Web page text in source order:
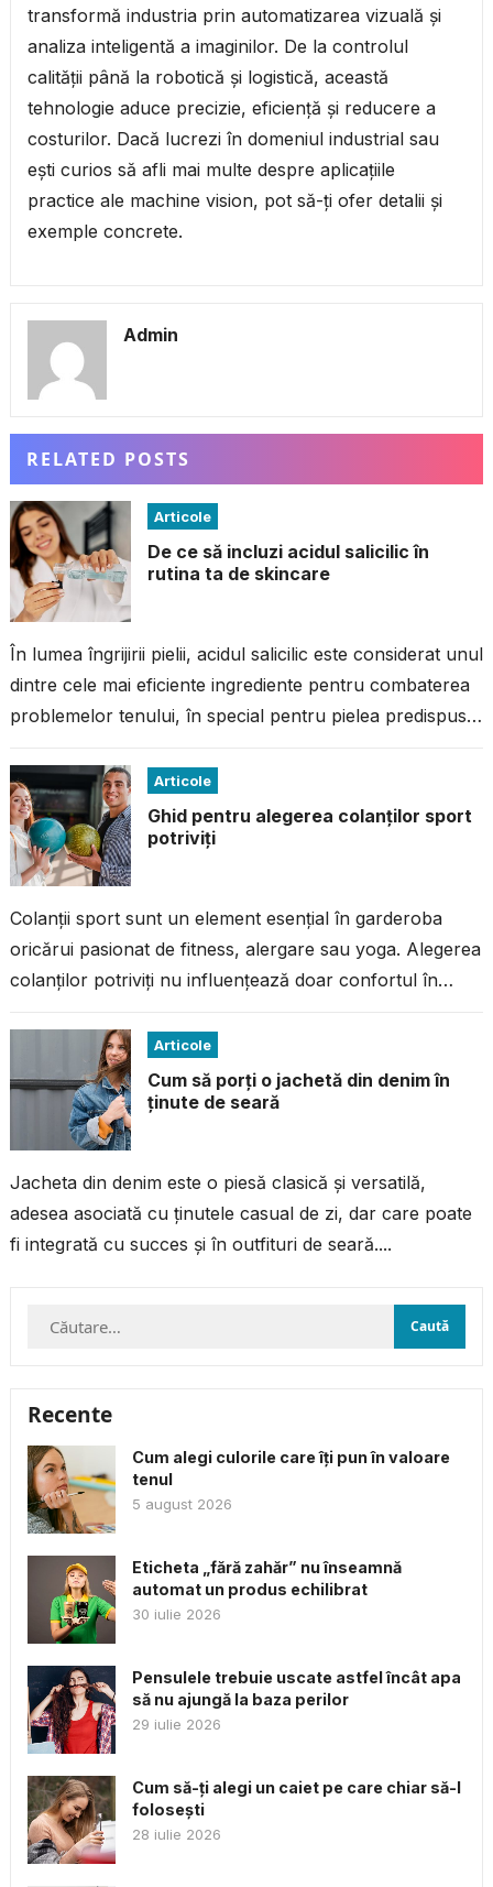
transformă industria prin automatizarea vizuală și
analiza inteligentă a imaginilor. De la controlul
calității până la robotică și logistică, această
tehnologie aduce precizie, eficiență și reducere a
costurilor. Dacă lucrezi în domeniul industrial sau
ești curios să afli mai multe despre aplicațiile
practice ale machine vision, pot să-ți ofer detalii și
exemple concrete.
Admin
RELATED POSTS
Articole
De ce să incluzi acidul salicilic în
rutina ta de skincare
În lumea îngrijirii pielii, acidul salicilic este considerat unul
dintre cele mai eficiente ingrediente pentru combaterea
problemelor tenului, în special pentru pielea predispusă
Articole
Ghid pentru alegerea colanților sport
potriviți
Colanții sport sunt un element esențial în garderoba
oricărui pasionat de fitness, alergare sau yoga. Alegerea
colanților potriviți nu influențează doar confortul în
Articole
Cum să porți o jachetă din denim în
ținute de seară
Jacheta din denim este o piesă clasică și versatilă,
adesea asociată cu ținutele casual de zi, dar care poate
fi integrată cu succes și în outfituri de seară....
Caută
Recente
Cum alegi culorile care îți pun în valoare
tenul
5 august 2026
Eticheta „fără zahăr” nu înseamnă
automat un produs echilibrat
30 iulie 2026
Pensulele trebuie uscate astfel încât apa
să nu ajungă la baza perilor
29 iulie 2026
Cum să-ți alegi un caiet pe care chiar să-l
folosești
28 iulie 2026